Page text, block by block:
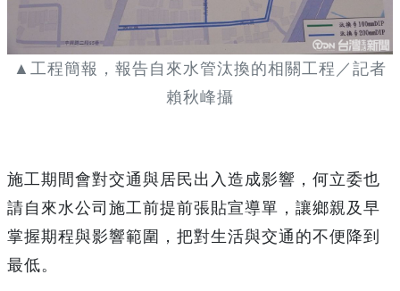
▲工程簡報，報告自來水管汰換的相關工程／記者
賴秋峰攝
施工期間會對交通與居民出入造成影響，何立委也
請自來水公司施工前提前張貼宣導單，讓鄉親及早
掌握期程與影響範圍，把對生活與交通的不便降到
最低。